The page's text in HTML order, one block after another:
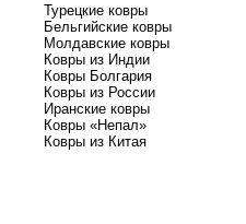
Турецкие ковры
Бельгийские ковры
Молдавские ковры
Ковры из Индии
Ковры Болгария
Ковры из России
Иранские ковры
Ковры «Непал»
Ковры из Китая